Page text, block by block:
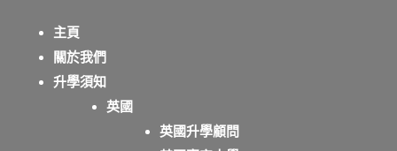
主頁
關於我們
升學須知
英國
英國升學顧問